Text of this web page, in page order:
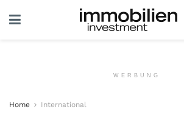
WERBUNG
Home International